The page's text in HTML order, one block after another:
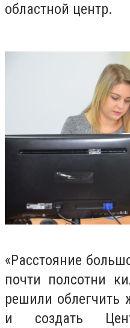
областной центр.
«Расстояние
почти полсотни
решили облегчить
и создать